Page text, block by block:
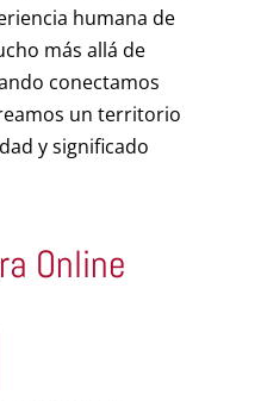
humana de
más allá de
conectamos
un territorio
y significado
Online